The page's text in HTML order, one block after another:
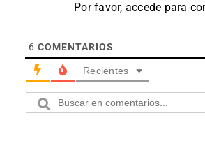
Por favor, accede para
6 COMENTARIOS
Recientes